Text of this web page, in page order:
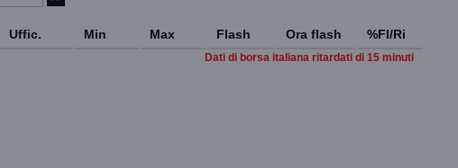
Uffic. Min Max Flash Ora flash %Fl/Ri
Dati di borsa italiana ritardati di 15 minuti